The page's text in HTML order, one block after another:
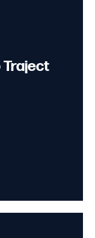
Traject